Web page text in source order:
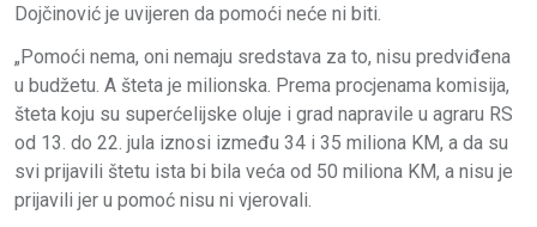
Dojčinović je uvijeren da pomoći neće ni biti.
„Pomoći nema, oni nemaju sredstava za to, nisu predviđena
u budžetu. A šteta je milionska. Prema procjenama komisija,
šteta koju su superćelijske oluje i grad napravile u agraru RS
od 13. do 22. jula iznosi između 34 i 35 miliona KM, a da su
svi prijavili štetu ista bi bila veća od 50 miliona KM, a nisu je
prijavili jer u pomoć nisu ni vjerovali.